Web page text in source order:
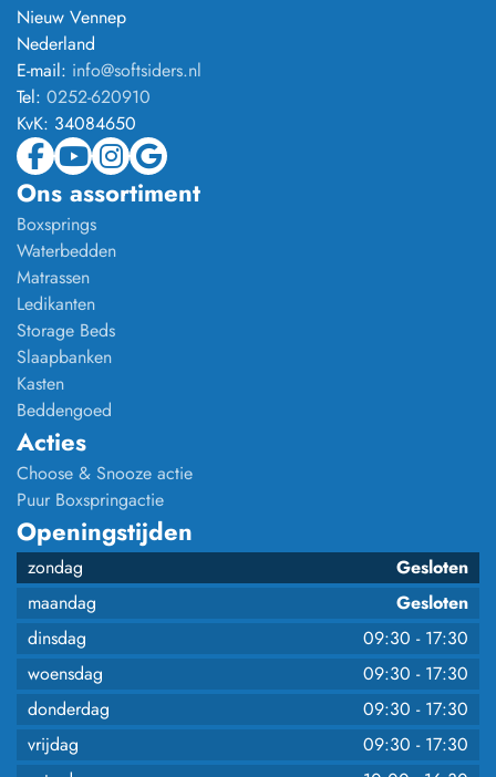
Nieuw Vennep
Nederland
E-mail: info@softsiders.nl
Tel: 0252-620910
KvK: 34084650
Ons assortiment
Boxsprings
Waterbedden
Matrassen
Ledikanten
Storage Beds
Slaapbanken
Kasten
Beddengoed
Acties
Choose & Snooze actie
Puur Boxspringactie
Openingstijden
zondag
Gesloten
maandag
Gesloten
dinsdag
09:30 - 17:30
woensdag
09:30 - 17:30
donderdag
09:30 - 17:30
vrijdag
09:30 - 17:30